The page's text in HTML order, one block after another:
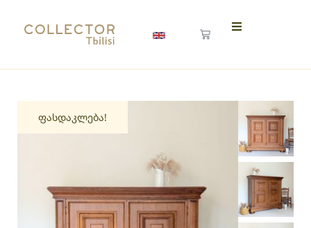
ფასდაკლება!